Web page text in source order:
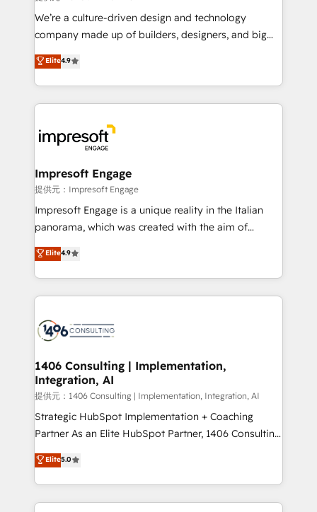
Portuguese, and English to design scalable strategies
that drive measurable growth. 🌎 Highlights: • 10+
Platform Migration Excellence. • Top 3 Partner of the
Year LATAM 2022, 2023, 2024, 2025. • Partner of the
business with HubSpot? Let Cebra’s experts help
you grow faster, smarter, and with impact.
We’re a culture-driven design and technology
company made up of builders, designers, and big
thinkers. We blend strategy, design, and
development—always fueled by curiosity—to turn
ideas, opportunities, and challenges into meaningful
experiences. To us, technology is more than just
and—most importantly—simple. That’s why we lean
into bold ideas and shape them into thoughtful
products and strategies that actually make a
difference.
Elite4.9
Impresoft Engage
提供元：Impresoft Engage
Impresoft Engage is a unique reality in the Italian
panorama, which was created with the aim of
putting Customer Experience at the center by
creating digital environments capable of integrating
people, processes and data. We offer the best
digital solutions on the market, ranging from CRM
marketing automation to online and offline sales
allowing companies to optimize processes and meet
the needs of the customer. We are part of Impresoft
Group, a group of specialized and complementary
companies that divide their offer into 4
Competence Centers: Smart Manufacturing,
The synergies generated by these integrations,
together with the combination of talents, skills,
Elite4.9
1406 Consulting | Implementation,
Integration, AI
提供元：1406 Consulting | Implementation, Integration, AI
Strategic HubSpot Implementation + Coaching
Partner As an Elite HubSpot Partner, 1406 Consulting
helps mid-market revenue teams transform how
they sell, market, and serve. We don't just build your
HubSpot—we teach your team to own it, then stay
to help you keep winning. What We Do ⚙️ CRM
Elite5.0